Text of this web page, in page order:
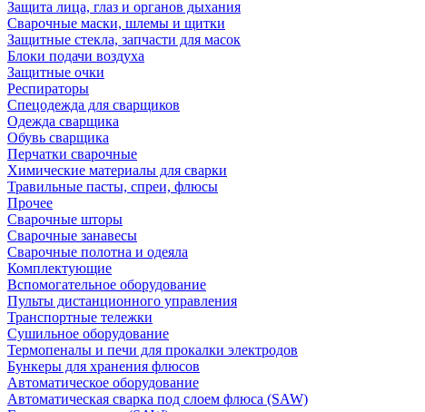
Защита лица, глаз и органов дыхания
Сварочные маски, шлемы и щитки
Защитные стекла, запчасти для масок
Блоки подачи воздуха
Защитные очки
Респираторы
Спецодежда для сварщиков
Одежда сварщика
Обувь сварщика
Перчатки сварочные
Химические материалы для сварки
Травильные пасты, спреи, флюсы
Прочее
Сварочные шторы
Сварочные занавесы
Сварочные полотна и одеяла
Комплектующие
Вспомогательное оборудование
Пульты дистанционного управления
Транспортные тележки
Сушильное оборудование
Термопеналы и печи для прокалки электродов
Бункеры для хранения флюсов
Автоматическое оборудование
Автоматическая сварка под слоем флюса (SAW)